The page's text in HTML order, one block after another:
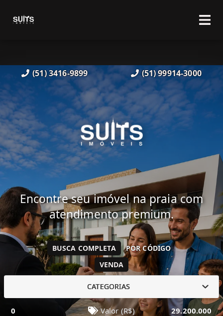
(51) 3416-9899 (51) 99914-3000
Encontre seu imóvel na praia com
atendimento premium.
VENDA
BUSCA COMPLETA POR CÓDIGO
CATEGORIAS
0 Valor (R$) 29.200.000